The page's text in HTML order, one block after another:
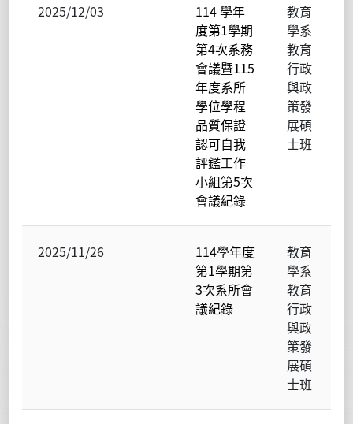
2025/12/03
114 學年
度第1學期
第4次系務
會議暨115
年度系所
學位學程
品質保證
認可自我
評鑑工作
小組第5次
會議紀錄
教育
學系
教育
行政
與政
策發
展碩
士班
2025/11/26
114學年度
第1學期第
3次系所會
議紀錄
教育
學系
教育
行政
與政
策發
展碩
士班